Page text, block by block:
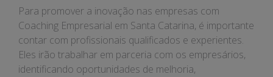
Para promover a inovação nas empresas com
Coaching Empresarial em Santa Catarina, é importante
contar com profissionais qualificados e experientes.
Eles irão trabalhar em parceria com os empresários,
identificando oportunidades de melhoria,